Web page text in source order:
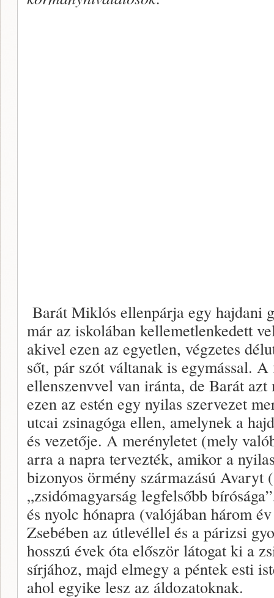
Barát Miklós ellenpárja egy hajdani
már az iskolában kellemetlenkedett
akivel ezen az egyetlen, végzetes
sőt, pár szót váltanak is egymással.
ellenszenvvel van iránta, de Barát
ezen az estén egy nyilas szervezet
utcai zsinagóga ellen, amelynek a
és vezetője. A merényletet (mely
arra a napra tervezték, amikor a
bizonyos örmény származású Avaryt
„zsidómagyarság legfelsőbb
és nyolc hónapra (valójában három
Zsebében az útlevéllel és a párizsi
hosszú évek óta először látogat ki a
sírjához, majd elmegy a péntek esti
ahol egyike lesz az áldozatoknak.